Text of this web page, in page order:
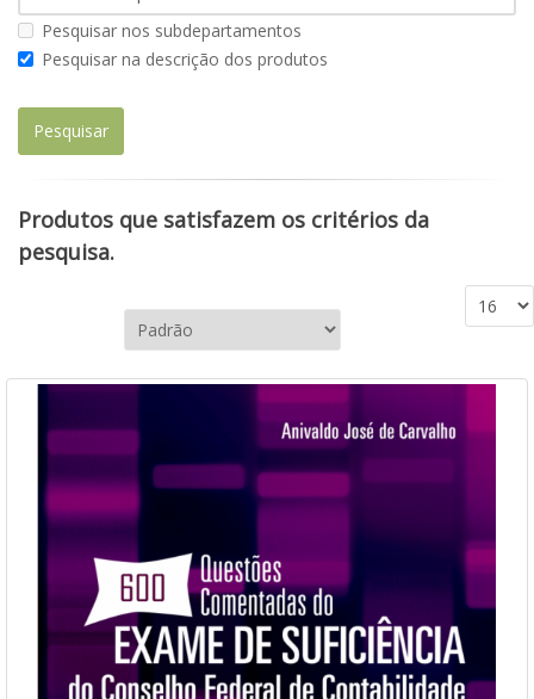
Pesquisar nos subdepartamentos
Pesquisar na descrição dos produtos
Produtos que satisfazem os critérios da
pesquisa.